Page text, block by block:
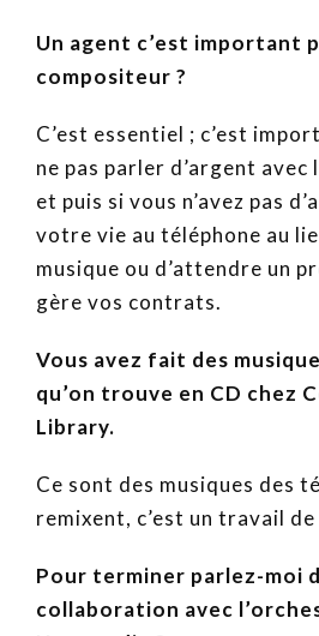
Un agent c’est important
compositeur ?
C’est essentiel ; c’est
ne pas parler d’argent
et puis si vous n’avez pas
votre vie au téléphone au
musique ou d’attendre un
gère vos contrats.
Vous avez fait des
qu’on trouve en CD chez
Library.
Ce sont des musiques des
remixent, c’est un travail
Pour terminer parlez-moi
collaboration avec